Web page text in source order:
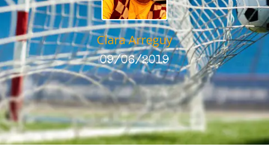
Clara Arreguy
09/06/2019